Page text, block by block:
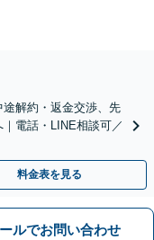
途解約・返金交渉、先
電話・LINE相談可／
料金表を見る
ルでお問い合わせ